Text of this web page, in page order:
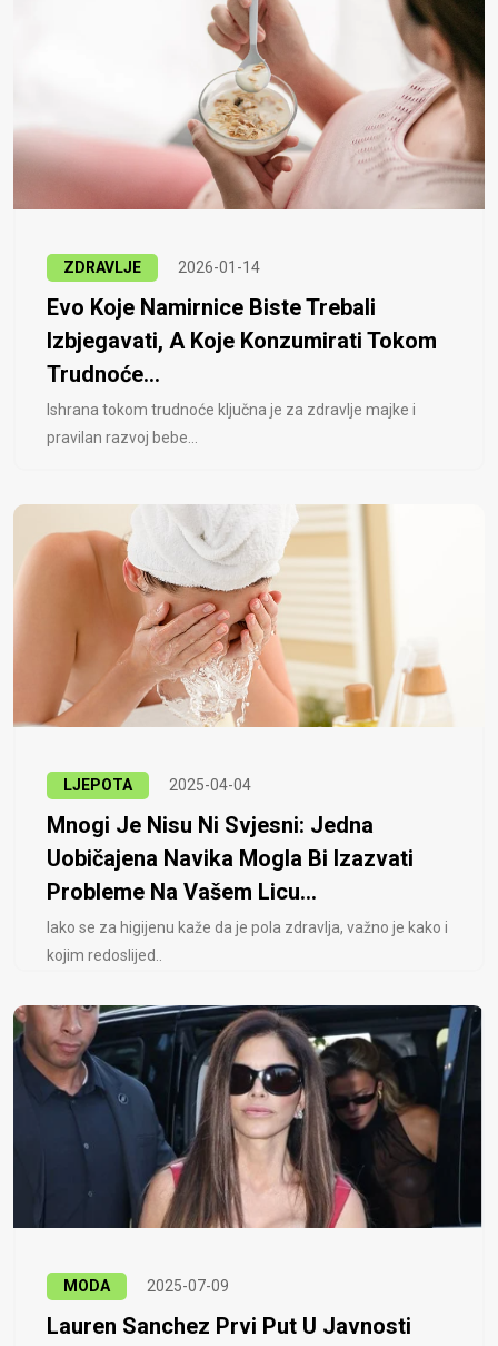
ZDRAVLJE 2026-01-14
Evo Koje Namirnice Biste Trebali
Izbjegavati, A Koje Konzumirati Tokom
Trudnoće...
Ishrana tokom trudnoće ključna je za zdravlje majke i
pravilan razvoj bebe...
LJEPOTA 2025-04-04
Mnogi Je Nisu Ni Svjesni: Jedna
Uobičajena Navika Mogla Bi Izazvati
Probleme Na Vašem Licu...
Iako se za higijenu kaže da je pola zdravlja, važno je kako i
kojim redoslijed..
MODA 2025-07-09
Lauren Sanchez Prvi Put U Javnosti